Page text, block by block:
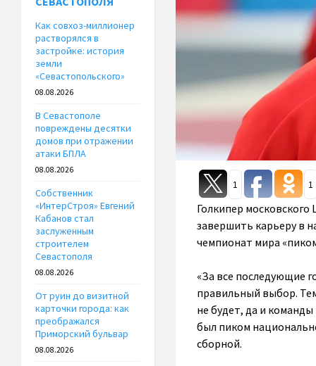
1 1
Голкипер московского
завершить карьеру в
чемпионат мира
«За все последующие
правильный выбор.
не будет, да и
был пиком
сборной.
Как совхоз-миллионер
растворялся в
застройке: история
земли
«Севастопольского»
08.08.2026
В Севастополе
повреждены десятки
домов при отражении
атаки БПЛА
08.08.2026
Собственник
«ИнтерСтроя» Евгений
Кабанов стал
заслуженным
строителем
Севастополя
08.08.2026
От руин до визитной
карточки города: как
преображался
Приморский бульвар
08.08.2026